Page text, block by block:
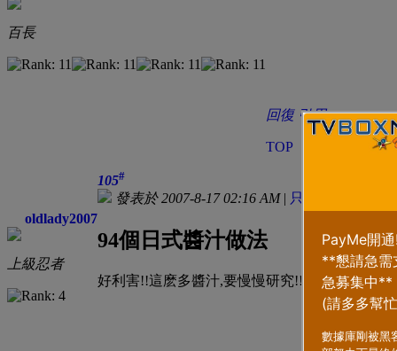
百長
回復 引用
TOP
oldlady2007
上級忍者
105#
發表於 2007-8-17 02:16 AM| 只看該作者
94個日式醬汁做法
好利害!!這麽多醬汁,要慢慢研究!!:onion14: